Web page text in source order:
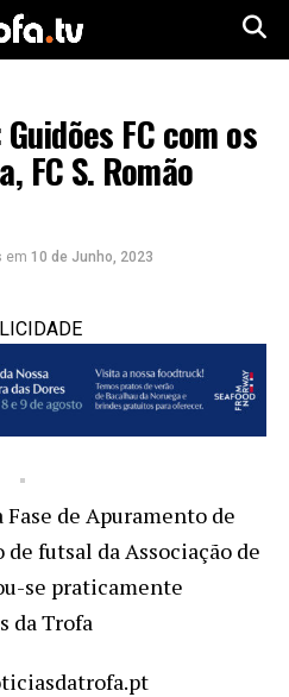
FC com os
FC S. Romão
em 10 de Junho, 2023
de Apuramento de
de futsal da Associação de
se praticamente
da Trofa